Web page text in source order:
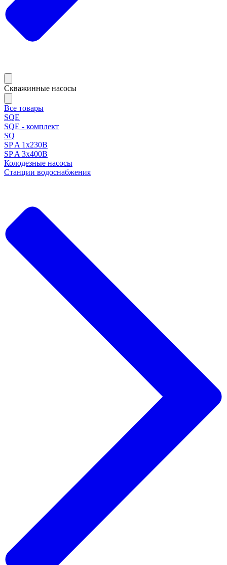
Скважинные насосы
Все товары
SQE
SQE - комплект
SQ
SP A 1x230В
SP A 3x400В
Колодезные насосы
Станции водоснабжения